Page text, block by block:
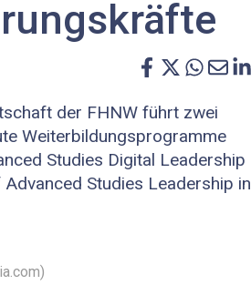
der FHNW führt zwei
Weiterbildungsprogramme
Studies Digital Leadership
Studies Leadership in